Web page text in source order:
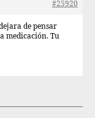
#25920
de pensar
medicación. Tu